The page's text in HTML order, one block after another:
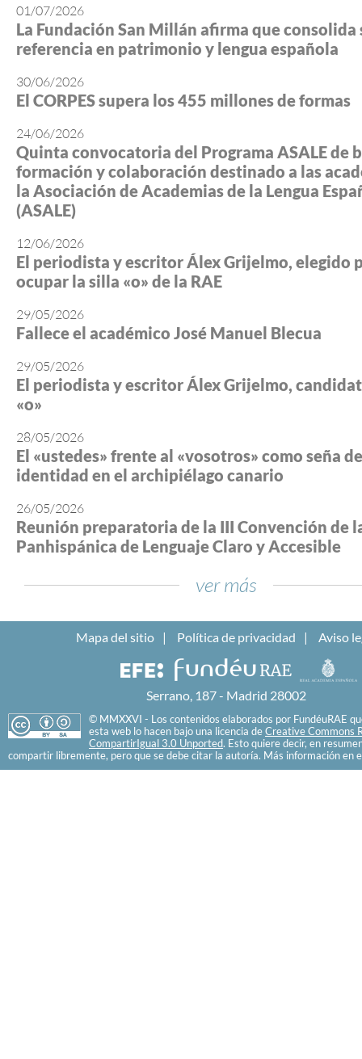
01/07/2026
La Fundación San Millán afirma que consolida
referencia en patrimonio y lengua española
30/06/2026
El CORPES supera los 455 millones de formas
24/06/2026
Quinta convocatoria del Programa ASALE de
formación y colaboración destinado a las
la Asociación de Academias de la Lengua
(ASALE)
12/06/2026
El periodista y escritor Álex Grijelmo, elegido
ocupar la silla «o» de la RAE
29/05/2026
Fallece el académico José Manuel Blecua
29/05/2026
El periodista y escritor Álex Grijelmo,
«o»
28/05/2026
El «ustedes» frente al «vosotros» como seña de
identidad en el archipiélago canario
26/05/2026
Reunión preparatoria de la III Convención de
Panhispánica de Lenguaje Claro y Accesible
ver más
Mapa del sitio Política de privacidad Aviso
Serrano, 187 - Madrid 28002
© MMXXVI - Los contenidos elaborados por FundéuRAE
esta web lo hacen bajo una licencia de Creative Commons
CompartirIgual 3.0 Unported. Esto quiere decir, en
compartir libremente, pero que se debe citar la autoría. Más información en